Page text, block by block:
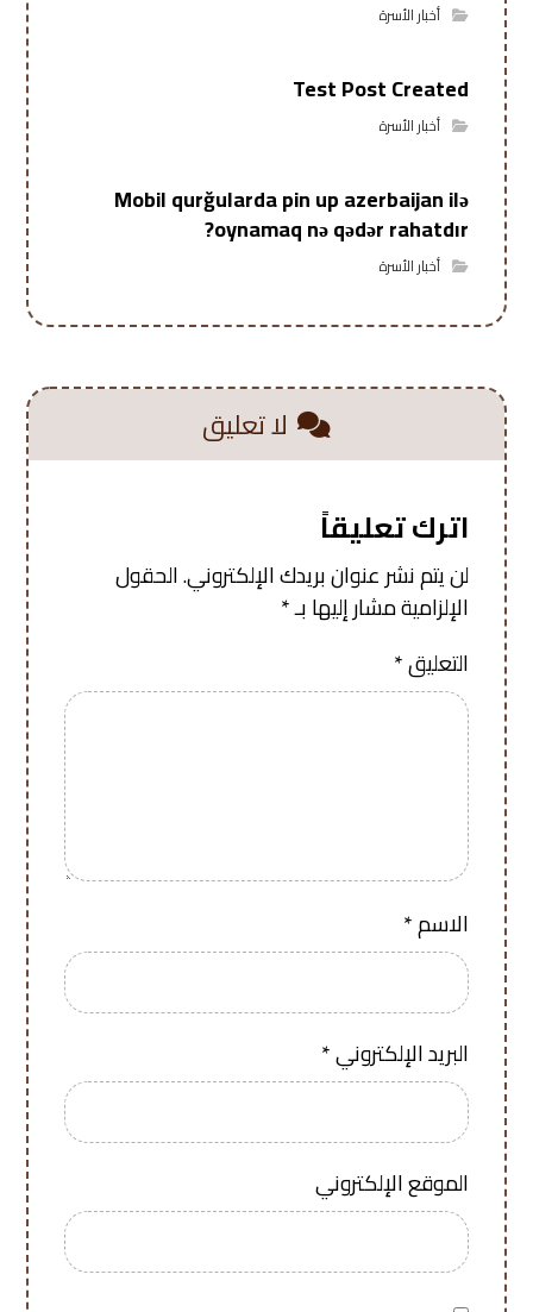
أخبار الأسرة
Test Post Created
أخبار الأسرة
Mobil qurğularda pin up azerbaijan ilə
oynamaq nə qədər rahatdır?
أخبار الأسرة
لا تعليق
اترك تعليقاً
لن يتم نشر عنوان بريدك الإلكتروني.الحقول
الإلزامية مشار إليها بـ*
التعليق*
الاسم*
البريد الإلكتروني*
الموقع الإلكتروني